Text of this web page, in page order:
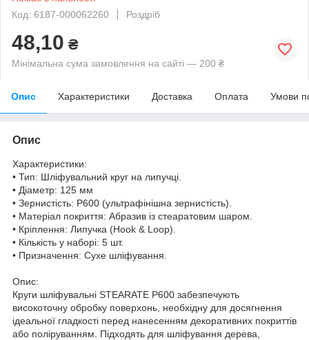
Код: 6187-000062260
Роздріб
48,10 ₴
Мінімальна сума замовлення на сайті — 200 ₴
Опис Характеристики Доставка Оплата Умови
Опис
Характеристики:
• Тип: Шліфувальний круг на липучці.
• Діаметр: 125 мм
• Зернистість: P600 (ультрафінішна зернистість).
• Матеріал покриття: Абразив із стеаратовим шаром.
• Кріплення: Липучка (Hook & Loop).
• Кількість у наборі: 5 шт.
• Призначення: Сухе шліфування.
Опис:
Круги шліфувальні STEARATE P600 забезпечують
високоточну обробку поверхонь, необхідну для досягнення
ідеальної гладкості перед нанесенням декоративних покриттів
або поліруванням. Підходять для шліфування дерева,